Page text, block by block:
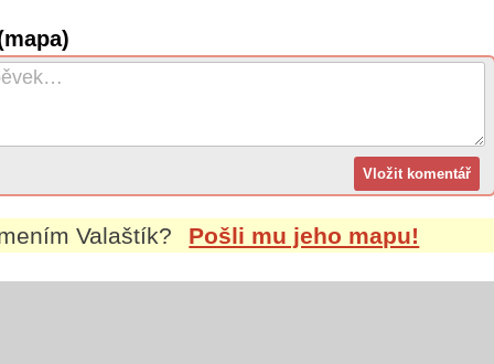
Valaštík? Pošli mu jeho mapu!